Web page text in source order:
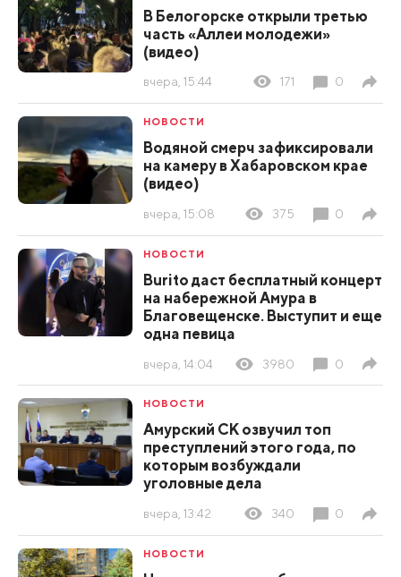
В Белогорске открыли третью
часть «Аллеи молодежи»
(видео)
вчера, 15:44 171 0
НОВОСТИ
Водяной смерч зафиксировали
на камеру в Хабаровском крае
(видео)
вчера, 15:08 375 0
НОВОСТИ
Burito даст бесплатный концерт
на набережной Амура в
Благовещенске. Выступит и еще
одна певица
вчера, 14:04 3980 0
НОВОСТИ
Амурский СК озвучил топ
преступлений этого года, по
которым возбуждали
уголовные дела
вчера, 13:42 340 0
НОВОСТИ